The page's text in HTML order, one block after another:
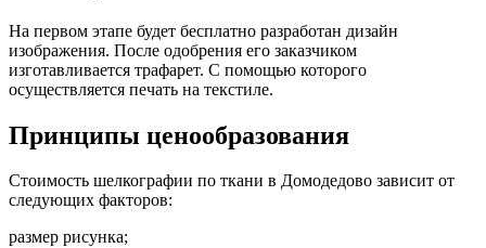
На первом этапе будет бесплатно разработан дизайн
изображения. После одобрения его заказчиком
изготавливается трафарет. С помощью которого
осуществляется печать на текстиле.
Принципы ценообразования
Стоимость шелкографии по ткани в Домодедово зависит от
следующих факторов:
размер рисунка;